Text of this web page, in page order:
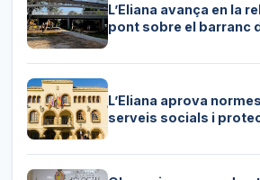
L’Eliana avança en la
pont sobre el barranc
L’Eliana aprova
serveis socials i